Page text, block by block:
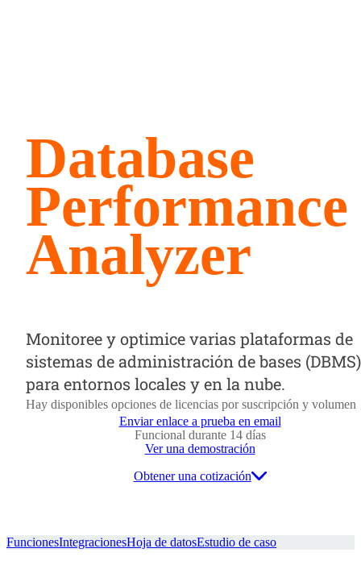
Database
Performance
Analyzer
Monitoree y optimice varias plataformas de
sistemas de administración de bases (DBMS)
para entornos locales y en la nube.
Hay disponibles opciones de licencias por suscripción y volumen
Enviar enlace a prueba en email
Funcional durante 14 días
Ver una demostración
Obtener una cotización
FuncionesIntegracionesHoja de datosEstudio de caso